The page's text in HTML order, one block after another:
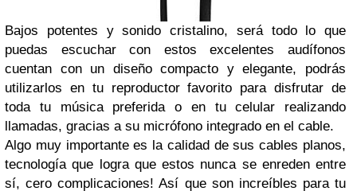
Bajos potentes y sonido cristalino, será todo lo que
puedas escuchar con estos excelentes audífonos
cuentan con un diseño compacto y elegante, podrás
utilizarlos en tu reproductor favorito para disfrutar de
toda tu música preferida o en tu celular realizando
llamadas, gracias a su micrófono integrado en el cable.
Algo muy importante es la calidad de sus cables planos,
tecnología que logra que estos nunca se enreden entre
sí, cero complicaciones! Así que son increíbles para tu